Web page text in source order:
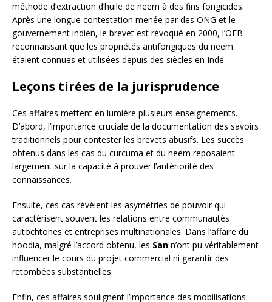
méthode d’extraction d’huile de neem à des fins fongicides.
Après une longue contestation menée par des ONG et le
gouvernement indien, le brevet est révoqué en 2000, l’OEB
reconnaissant que les propriétés antifongiques du neem
étaient connues et utilisées depuis des siècles en Inde.
Leçons tirées de la jurisprudence
Ces affaires mettent en lumière plusieurs enseignements.
D’abord, l’importance cruciale de la documentation des savoirs
traditionnels pour contester les brevets abusifs. Les succès
obtenus dans les cas du curcuma et du neem reposaient
largement sur la capacité à prouver l’antériorité des
connaissances.
Ensuite, ces cas révèlent les asymétries de pouvoir qui
caractérisent souvent les relations entre communautés
autochtones et entreprises multinationales. Dans l’affaire du
hoodia, malgré l’accord obtenu, les San n’ont pu véritablement
influencer le cours du projet commercial ni garantir des
retombées substantielles.
Enfin, ces affaires soulignent l’importance des mobilisations